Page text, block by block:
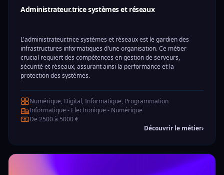
Administrateur.trice systèmes et réseaux
L'administrateur.trice systèmes et réseaux est le gardien des
infrastructures informatiques d'une organisation. Ce métier
crucial requiert des compétences en gestion de serveurs,
sécurité et réseaux, assurant ainsi la performance et la
protection des systèmes.
Numérique, Digital, Informatique, Programmation
Informatique - Electronique - Numérique
De 2500 à 5000 €
Découvrir le métier›